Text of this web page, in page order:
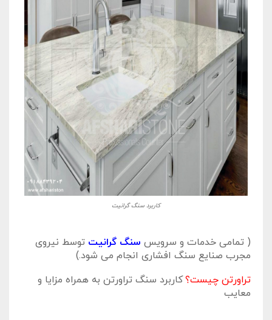
کاربرد سنگ گرانیت
( تمامی خدمات و سرویس سنگ گرانیت توسط نیروی
مجرب صنایع سنگ افشاری انجام می شود.)
تراورتن چیست؟کاربرد سنگ تراورتن به همراه مزایا و
معایب